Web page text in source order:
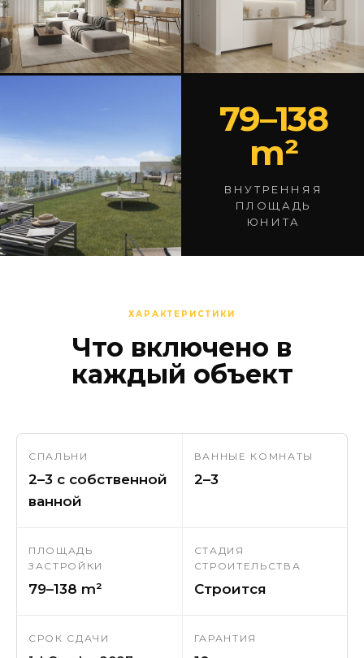
79–138
m²
ВНУТРЕННЯЯ
ПЛОЩАДЬ
ЮНИТА
ХАРАКТЕРИСТИКИ
Что включено в
каждый объект
СПАЛЬНИ
2–3 с собственной
ванной
ВАННЫЕ КОМНАТЫ
2–3
ПЛОЩАДЬ
ЗАСТРОЙКИ
79–138 m²
СТАДИЯ
СТРОИТЕЛЬСТВА
Строится
СРОК СДАЧИ ГАРАНТИЯ